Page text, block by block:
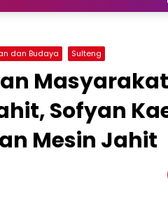
dan Budaya Sulteng
Masyarakat
Sofyan
Mesin Jahit